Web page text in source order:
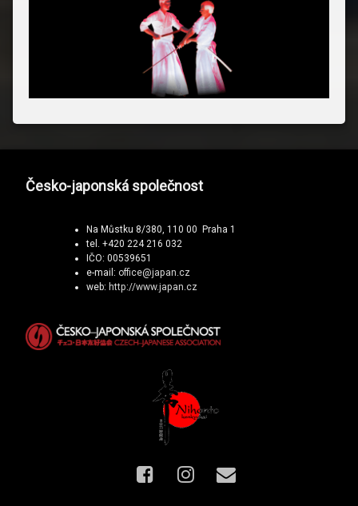
Česko-japonská společnost
Na Můstku 8/380, 110 00 Praha 1
tel. +420 224 216 032
IČO: 00539651
e-mail: office@japan.cz
web: http://www.japan.cz
Facebook
Instagram
E-mail